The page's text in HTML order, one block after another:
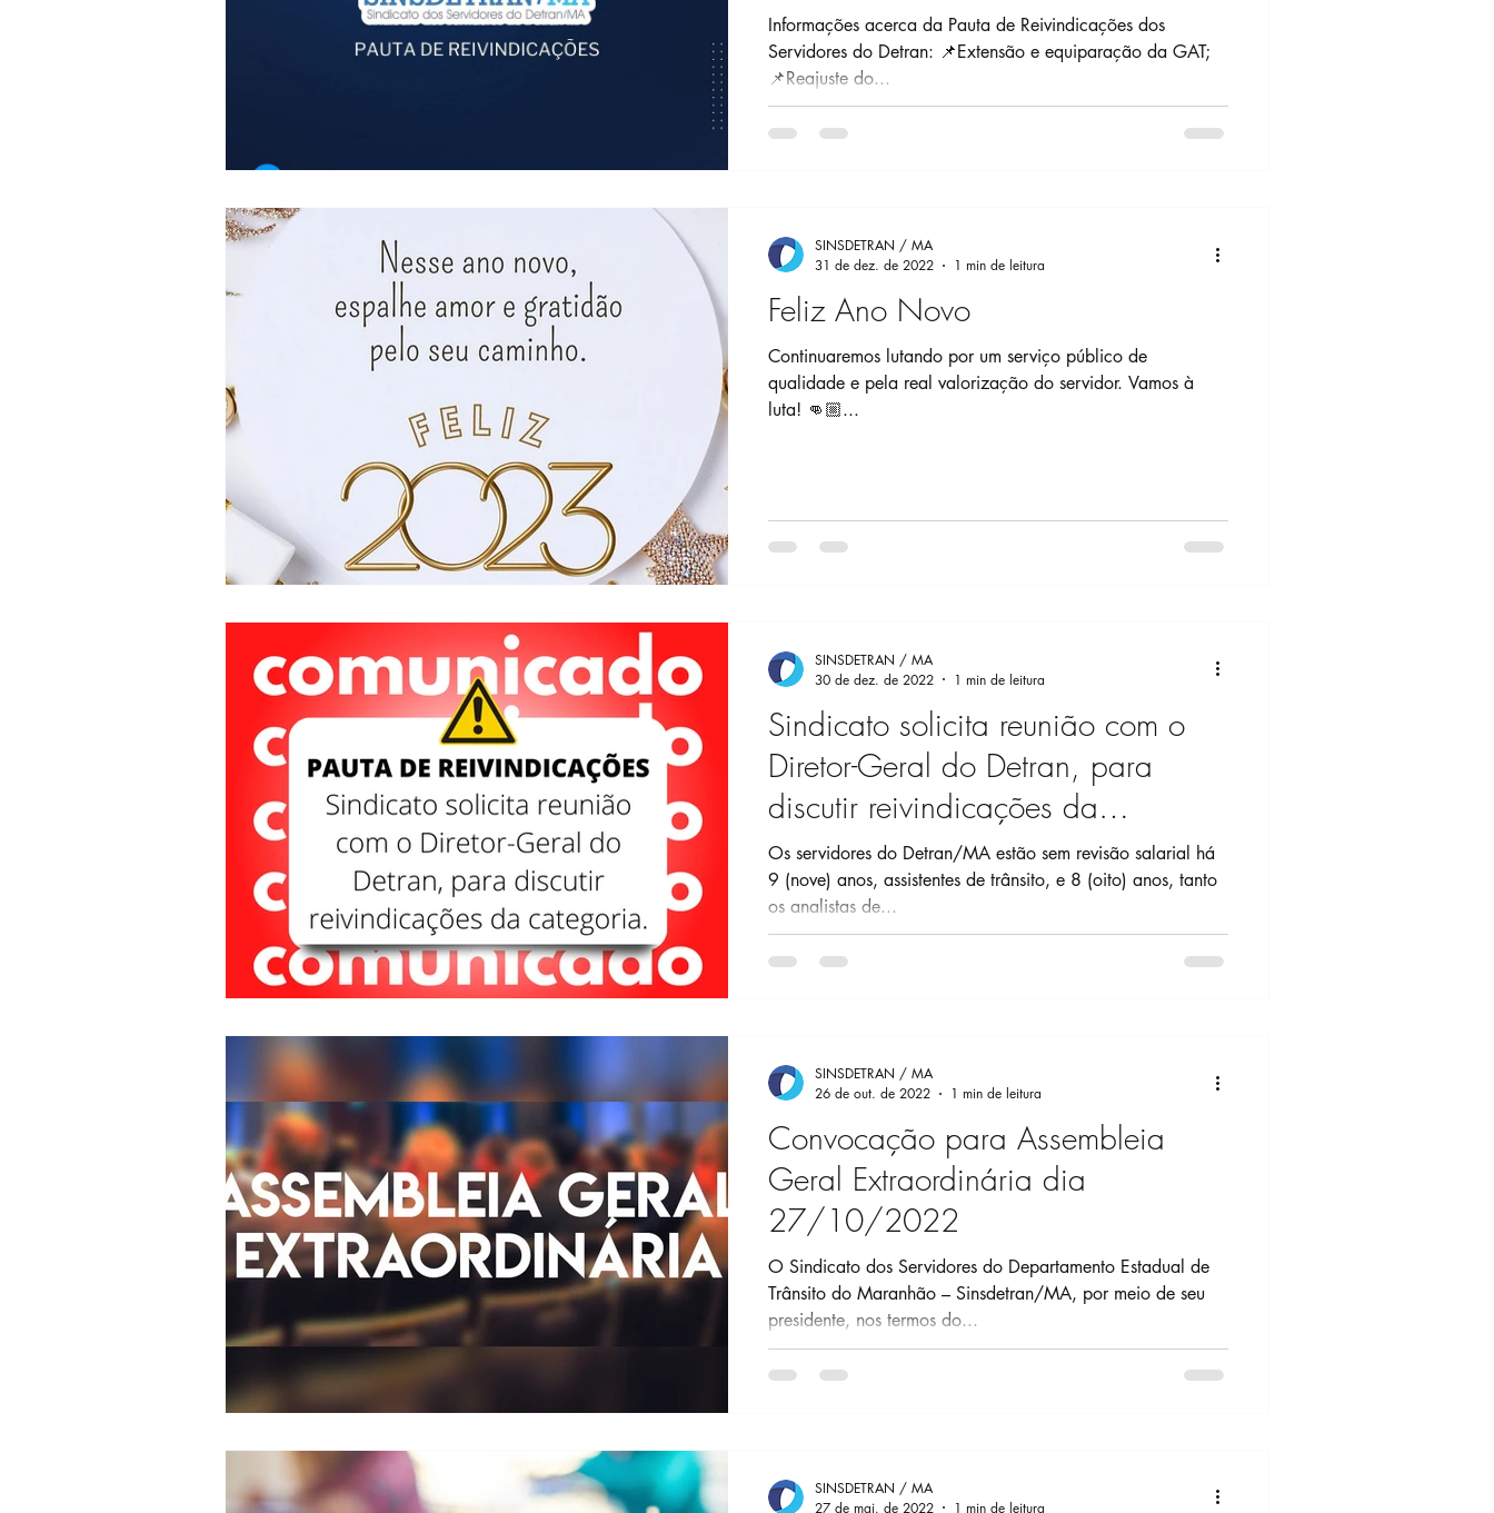
Informações acerca da Pauta de Reivindicações dos
Servidores do Detran: 📌Extensão e equiparação da GAT;
📌Reajuste do...
Feliz Ano Novo
Continuaremos lutando por um serviço público de
qualidade e pela real valorização do servidor. Vamos à
luta! 👊🏼...
SINSDETRAN / MA
31 de dez. de 2022
1 min de leitura
Sindicato solicita reunião com o
Diretor-Geral do Detran, para
discutir reivindicações da
categoria
Os servidores do Detran/MA estão sem revisão salarial há
9 (nove) anos, assistentes de trânsito, e 8 (oito) anos, tanto
os analistas de...
SINSDETRAN / MA
30 de dez. de 2022
1 min de leitura
Convocação para Assembleia
Geral Extraordinária dia
27/10/2022
O Sindicato dos Servidores do Departamento Estadual de
Trânsito do Maranhão – Sinsdetran/MA, por meio de seu
presidente, nos termos do...
SINSDETRAN / MA
26 de out. de 2022
1 min de leitura
SINSDETRAN / MA
27 de mai. de 2022
1 min de leitura